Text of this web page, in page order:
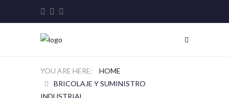
HOME
BRICOLAJE Y SUMINISTRO
INDUSTRIAL